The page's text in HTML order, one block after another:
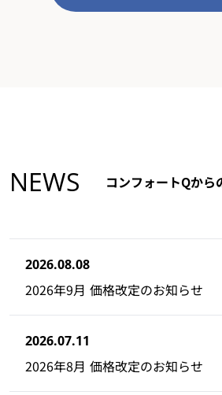
NEWS コンフォートQから
2026.08.08
2026年9月 価格改定のお知らせ
2026.07.11
2026年8月 価格改定のお知らせ